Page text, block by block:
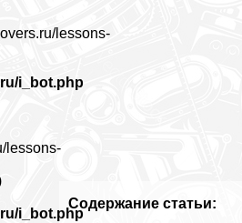
Содержание статьи:
lessons-
i_bot.php
lessons-
i_bot.php